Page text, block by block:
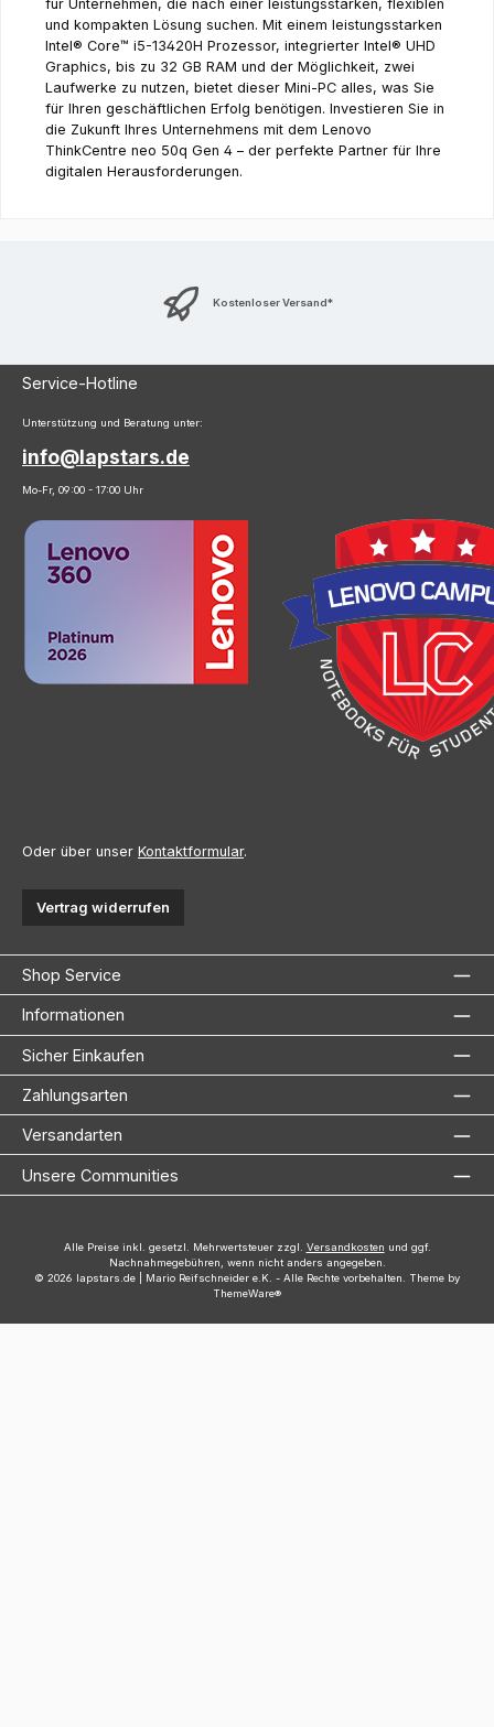
für Unternehmen, die nach einer leistungsstarken, flexiblen
und kompakten Lösung suchen. Mit einem leistungsstarken
Intel® Core™ i5-13420H Prozessor, integrierter Intel® UHD
Graphics, bis zu 32 GB RAM und der Möglichkeit, zwei
Laufwerke zu nutzen, bietet dieser Mini-PC alles, was Sie
für Ihren geschäftlichen Erfolg benötigen. Investieren Sie in
die Zukunft Ihres Unternehmens mit dem Lenovo
ThinkCentre neo 50q Gen 4 – der perfekte Partner für Ihre
digitalen Herausforderungen.
Kostenloser Versand*
Service-Hotline
Unterstützung und Beratung unter:
info@lapstars.de
Mo-Fr, 09:00 - 17:00 Uhr
Oder über unser Kontaktformular.
Vertrag widerrufen
Shop Service
Informationen
Sicher Einkaufen
Zahlungsarten
Versandarten
Unsere Communities
Alle Preise inkl. gesetzl. Mehrwertsteuer zzgl. Versandkosten und ggf.
Nachnahmegebühren, wenn nicht anders angegeben.
© 2026 lapstars.de | Mario Reifschneider e.K. - Alle Rechte vorbehalten. Theme by
ThemeWare®